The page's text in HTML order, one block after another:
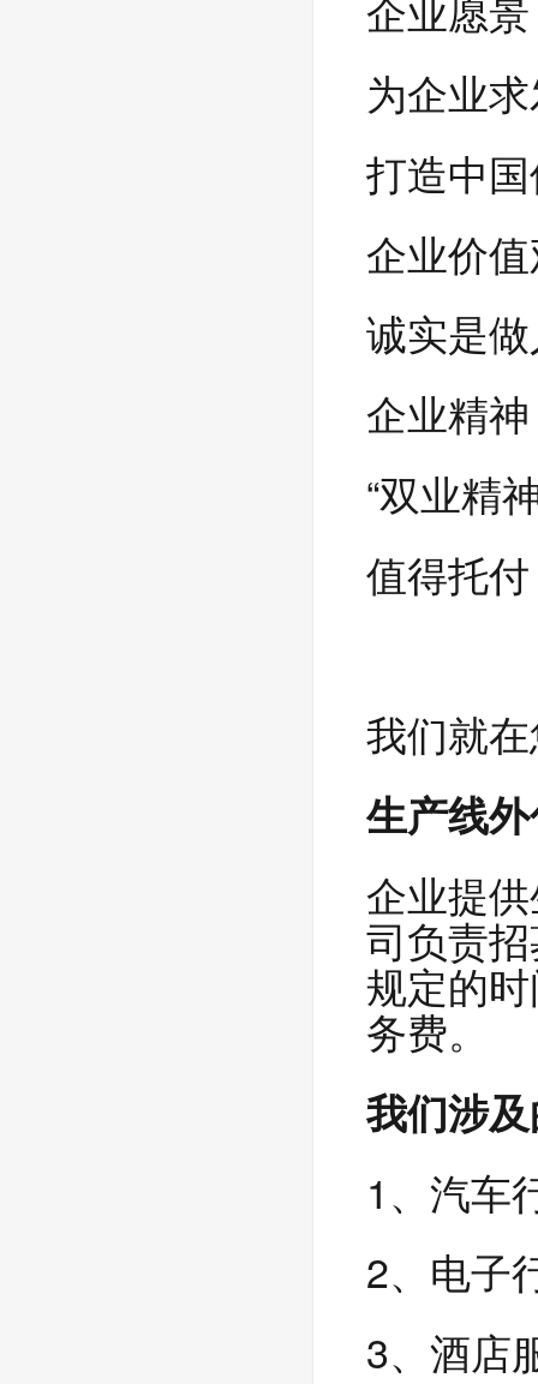
为企业
打造中
企业价
诚实是
企业精神
“双业精
值得托付
我们就
生产线
企业提
司负责
规定的
务费。
我们涉
1、汽车
2、电子
3、酒店